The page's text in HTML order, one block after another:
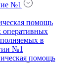
№1
помощь
в
№1
помощь